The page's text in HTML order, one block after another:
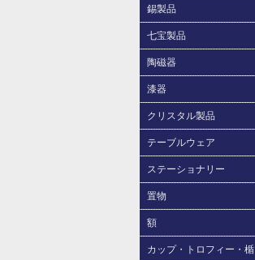
錫製品
七宝製品
陶磁器
漆器
クリスタル製品
テーブルウェア
ステーショナリー
置物
額
カップ・トロフィー・楯